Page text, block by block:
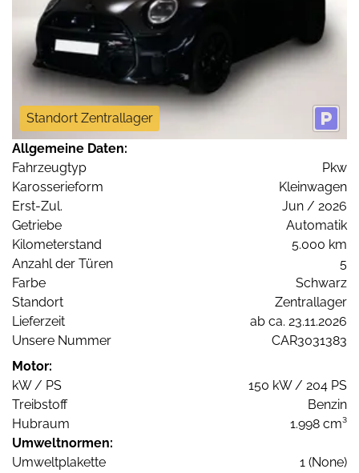
Standort Zentrallager
Allgemeine Daten:
Fahrzeugtyp
Pkw
Karosserieform
Kleinwagen
Erst-Zul.
Jun / 2026
Getriebe
Automatik
Kilometerstand
5.000 km
Anzahl der Türen
5
Farbe
Schwarz
Standort
Zentrallager
Lieferzeit
ab ca. 23.11.2026
Unsere Nummer
CAR3031383
Motor:
kW / PS
150 kW / 204 PS
Treibstoff
Benzin
Hubraum
1.998 cm³
Umweltnormen:
Umweltplakette
1 (None)